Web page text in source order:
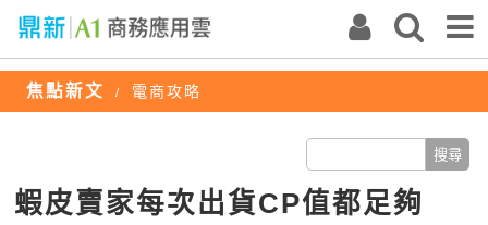
焦點新文 / 電商攻略
蝦皮賣家每次出貨CP值都足夠